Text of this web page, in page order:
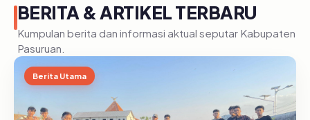
BERITA & ARTIKEL TERBARU
Kumpulan berita dan informasi aktual seputar Kabupaten
Pasuruan.
Berita Utama